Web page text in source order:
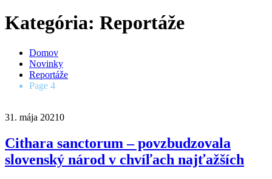
Kategória: Reportáže
Domov
Novinky
Reportáže
Page 4
31. mája 20210
Cithara sanctorum – povzbudzovala
slovenský národ v chvíľach najťažších